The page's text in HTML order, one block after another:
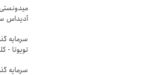
آدیداس
سرمایه
تویوتا -
سرمایه